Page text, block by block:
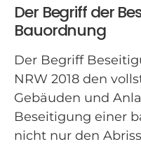
Der Begriff der
Bauordnung
Der Begriff
NRW 2018 den
Gebäuden und
Beseitigung einer
nicht nur den